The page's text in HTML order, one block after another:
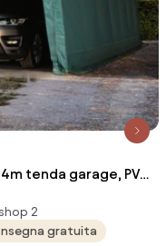
tenda garage, PVC
con statica
- (49686)
2
gratuita